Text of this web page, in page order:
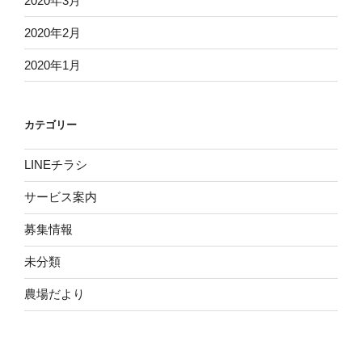
2020年2月
2020年1月
カテゴリー
LINEチラシ
サービス案内
募集情報
未分類
農場だより